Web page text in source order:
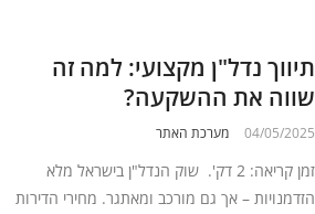
תיווך נדל"ן מקצועי: למה זה
שווה את ההשקעה?
04/05/2025 מערכת האתר
זמן קריאה: 2 דק'. שוק הנדל"ן בישראל מלא
הזדמנויות – אך גם מורכב ומאתגר. מחירי הדירות